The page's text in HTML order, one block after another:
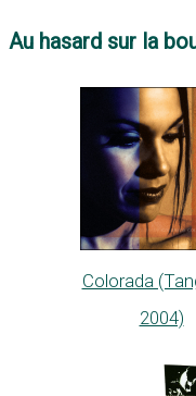
Au hasard sur la
Colorada
2004)